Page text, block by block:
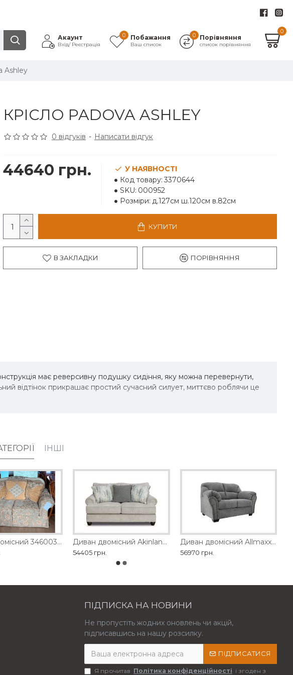
Акаунт
Вхід/ Реєстрація
Побажання
Ваш список
0 Порівняння
список порівняння
0
0
Ashley
КРІСЛО PADOVA ASHLEY
0 відгуків - Написати відгук
44640 грн.
У НАЯВНОСТІ
Код товару: 3370644
SKU: 000952
Розміри: д.127см ш.120см в.82см
КУПИТИ
В ЗАКЛАДКИ ПОРІВНЯННЯ
має реверсивну подушку сидіння, яку можна перевернути,
відтінок прикрашає простий сучасний силует, миттєво роблячи це
ІНШІ
Диван двомісний 3460035 Ashley Диван двомісний Akinlane Ashley
54405 грн.
Диван двомісний Allmaxx Ashley
56970 грн.
ПІДПИСКА НА НОВИНИ
Не пропустіть жодних оновлень чи акцій,
підписавшись на нашу розсилку.
ПІДПИСАТИСЯ
Я прочитав Політика конфіденційності і згоден з